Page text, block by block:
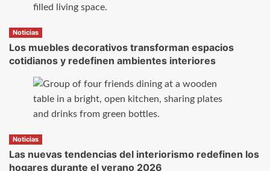
Noticias
Los muebles decorativos transforman espacios
cotidianos y redefinen ambientes interiores
Noticias
Las nuevas tendencias del interiorismo redefinen los
hogares durante el verano 2026